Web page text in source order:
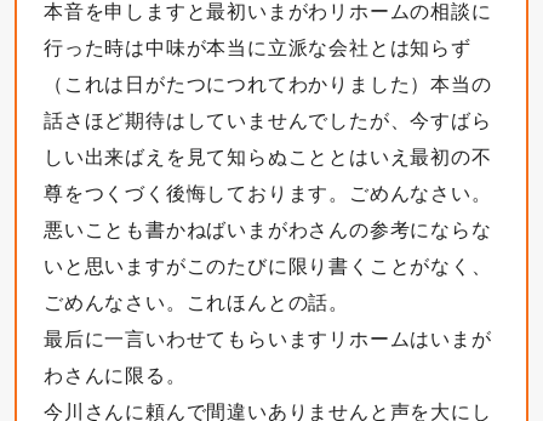
本音を申しますと最初いまがわリホームの相談に
行った時は中味が本当に立派な会社とは知らず
（これは日がたつにつれてわかりました）本当の
話さほど期待はしていませんでしたが、今すばら
しい出来ばえを見て知らぬこととはいえ最初の不
尊をつくづく後悔しております。ごめんなさい。
悪いことも書かねばいまがわさんの参考にならな
いと思いますがこのたびに限り書くことがなく、
ごめんなさい。これほんとの話。
最后に一言いわせてもらいますリホームはいまが
わさんに限る。
今川さんに頼んで間違いありませんと声を大にし